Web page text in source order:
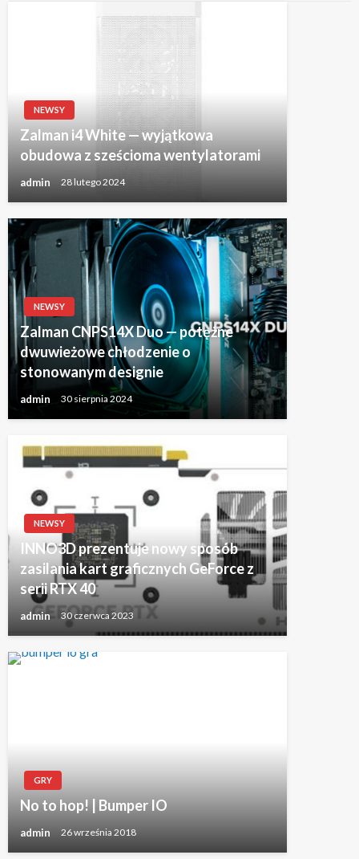
NEWSY
Zalman i4 White — wyjątkowa
obudowa z sześcioma wentylatorami
admin 28 lutego 2024
NEWSY
Zalman CNPS14X Duo — potężne
dwuwieżowe chłodzenie o
stonowanym designie
admin 30 sierpnia 2024
NEWSY
INNO3D prezentuje nowy sposób
zasilania kart graficznych GeForce z
serii RTX 40
admin 30 czerwca 2023
GRY
No to hop! | Bumper IO
admin 26 września 2018